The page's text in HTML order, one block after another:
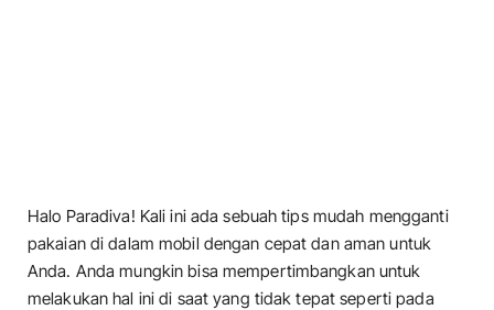
Halo Paradiva! Kali ini ada sebuah tips mudah mengganti
pakaian di dalam mobil dengan cepat dan aman untuk
Anda. Anda mungkin bisa mempertimbangkan untuk
melakukan hal ini di saat yang tidak tepat seperti pada